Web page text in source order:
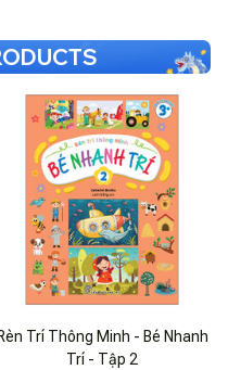
Rèn Trí Thông Minh - Bé Nhanh
Trí - Tập 2